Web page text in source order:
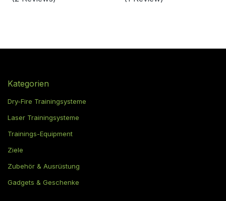
Kategorien
Dry-Fire Trainingsysteme
Laser Trainingsysteme
Trainings-Equipment
Ziele
Zubehör & Ausrüstung
Gadgets & Geschenke